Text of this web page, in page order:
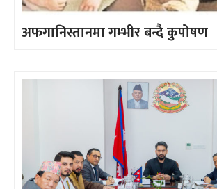
अफगानिस्तानमा गम्भीर बन्दै कुपोषण